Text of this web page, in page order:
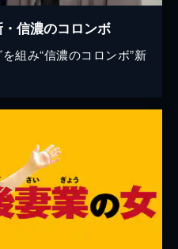
信濃のコロンボ
組み“信濃のコロンボ”新